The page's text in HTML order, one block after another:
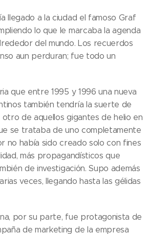
llegado a la ciudad el famoso Graf
lo que le marcaba la agenda
del mundo. Los recuerdos
aun perduran; fue todo un
que entre 1995 y 1996 una nueva
también tendría la suerte de
de aquellos gigantes de helio en
se trataba de uno completamente
no había sido creado solo con fines
más propagandísticos que
de investigación. Supo además
veces, llegando hasta las gélidas
por su parte, fue protagonista de
de marketing de la empresa